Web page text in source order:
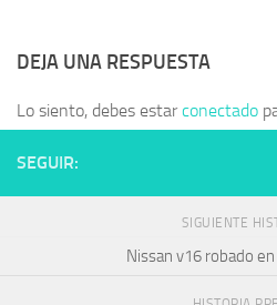
DEJA UNA RESPUESTA
Lo siento, debes estarconectado
SEGUIR:
SIGUIENTE
Nissan v16 robado